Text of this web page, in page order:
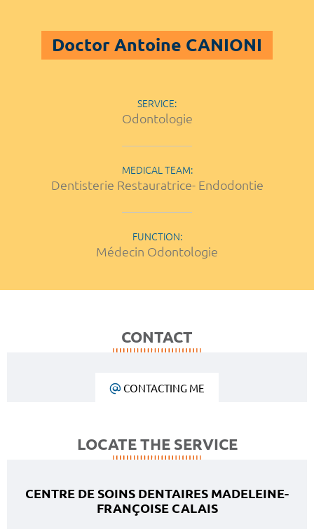
Doctor Antoine CANIONI
SERVICE:
Odontologie
MEDICAL TEAM:
Dentisterie Restauratrice- Endodontie
FUNCTION:
Médecin Odontologie
CONTACT
CONTACTING ME
LOCATE THE SERVICE
CENTRE DE SOINS DENTAIRES MADELEINE-
FRANÇOISE CALAIS